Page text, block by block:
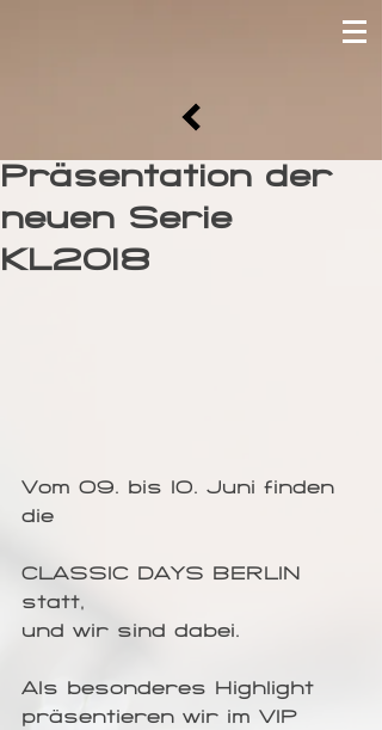
Präsentation der
neuen Serie
KL2018
Vom 09. bis 10. Juni finden
die
CLASSIC DAYS BERLIN
statt,
und wir sind dabei.
Als besonderes Highlight
präsentieren wir im VIP